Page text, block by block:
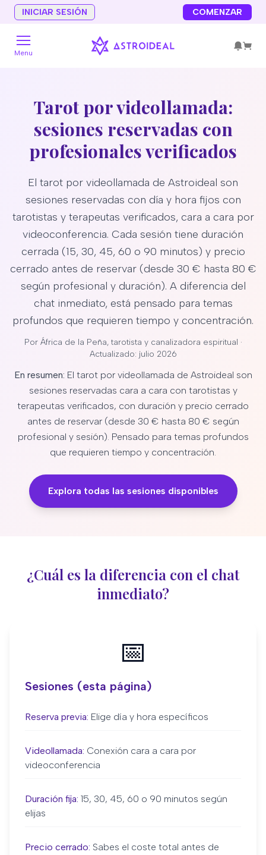
INICIAR SESIÓN COMENZAR
Menu
Tarot por videollamada:
sesiones reservadas con
profesionales verificados
El tarot por videollamada de Astroideal son
sesiones reservadas con día y hora fijos con
tarotistas y terapeutas verificados, cara a cara por
videoconferencia. Cada sesión tiene duración
cerrada (15, 30, 45, 60 o 90 minutos) y precio
cerrado antes de reservar (desde 30 € hasta 80 €
según profesional y duración). A diferencia del
chat inmediato, está pensado para temas
profundos que requieren tiempo y concentración.
Por África de la Peña, tarotista y canalizadora espiritual ·
Actualizado: julio 2026
En resumen: El tarot por videollamada de Astroideal son
sesiones reservadas cara a cara con tarotistas y
terapeutas verificados, con duración y precio cerrado
antes de reservar (desde 30 € hasta 80 € según
profesional y sesión). Pensado para temas profundos
que requieren tiempo y concentración.
Explora todas las sesiones disponibles
¿Cuál es la diferencia con el chat
inmediato?
📅
Sesiones (esta página)
Reserva previa: Elige día y hora específicos
Videollamada: Conexión cara a cara por
videoconferencia
Duración fija: 15, 30, 45, 60 o 90 minutos según
elijas
Precio cerrado: Sabes el coste total antes de